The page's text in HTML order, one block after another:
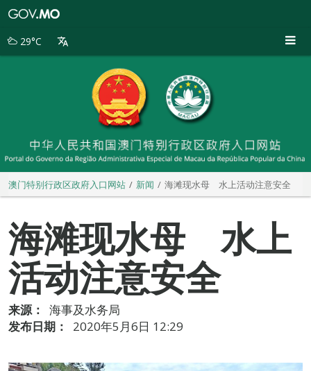
别
29°C
澳门特别行政区政府入口网站 新闻 海滩现水母 水上活动注意安全
海滩现水母 水上
活动注意安全
来源：
海事及水务局
发布日期：
2020年5月6日 12:29